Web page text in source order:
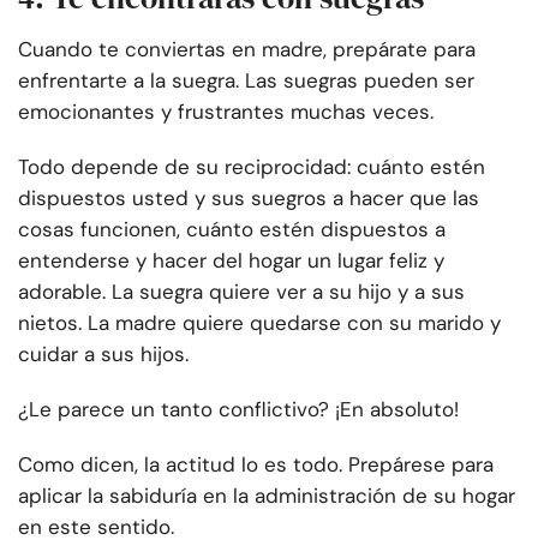
Cuando te conviertas en madre, prepárate para
enfrentarte a la suegra. Las suegras pueden ser
emocionantes y frustrantes muchas veces.
Todo depende de su reciprocidad: cuánto estén
dispuestos usted y sus suegros a hacer que las
cosas funcionen, cuánto estén dispuestos a
entenderse y hacer del hogar un lugar feliz y
adorable. La suegra quiere ver a su hijo y a sus
nietos. La madre quiere quedarse con su marido y
cuidar a sus hijos.
¿Le parece un tanto conflictivo? ¡En absoluto!
Como dicen, la actitud lo es todo. Prepárese para
aplicar la sabiduría en la administración de su hogar
en este sentido.